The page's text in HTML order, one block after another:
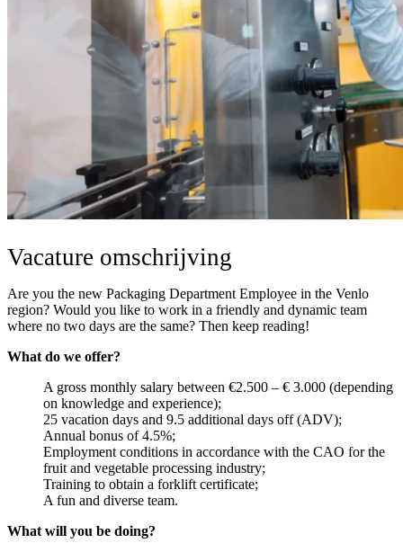
Vacature omschrijving
Are you the new Packaging Department Employee in the Venlo
region? Would you like to work in a friendly and dynamic team
where no two days are the same? Then keep reading!
What do we offer?
A gross monthly salary between €2.500 – € 3.000 (depending
on knowledge and experience);
25 vacation days and 9.5 additional days off (ADV);
Annual bonus of 4.5%;
Employment conditions in accordance with the CAO for the
fruit and vegetable processing industry;
Training to obtain a forklift certificate;
A fun and diverse team.
What will you be doing?